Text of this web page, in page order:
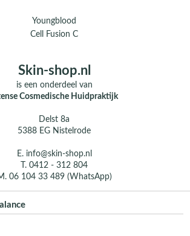
Youngblood
Cell Fusion C
Skin-shop.nl
is een onderdeel van
Cosmedische Huidpraktijk
Delst 8a
5388 EG Nistelrode
E. info@skin-shop.nl
T.0412 - 312 804
06 104 33 489 (WhatsApp)